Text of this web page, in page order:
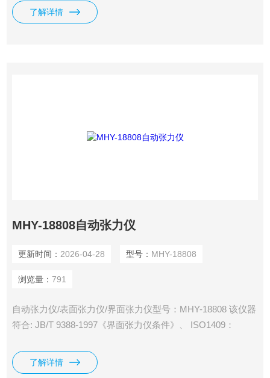
50HZ
了解详情
MHY-18808自动张力仪
更新时间： 2026-04-28 型号： MHY-18808
浏览量： 791
自动张力仪/表面张力仪/界面张力仪型号：MHY-18808 该仪器
符合: JB/T 9388-1997《界面张力仪条件》、 ISO1409：
SH/T1156-92《合成胶乳表面张力测定法》 ISO 304-1985《表
面活性剂 用拉起液膜法测定表面张力》 ISO 4311-1979《阴离
了解详情